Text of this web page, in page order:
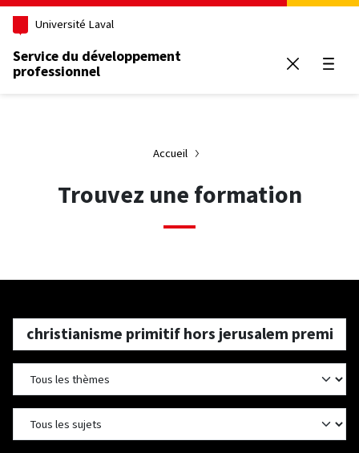
Aller au contenu principal
Université Laval
Service du développement
professionnel
Accueil
Trouvez une formation